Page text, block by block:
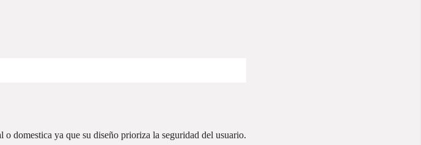
domestica ya que su diseño prioriza la seguridad del usuario.